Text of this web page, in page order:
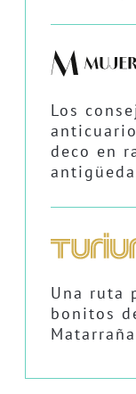
Los
deco en
Una ruta
bonitos
Matarraña